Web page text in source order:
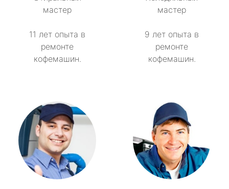
мастер
11 лет опыта в
ремонте
кофемашин.
мастер
9 лет опыта в
ремонте
кофемашин.